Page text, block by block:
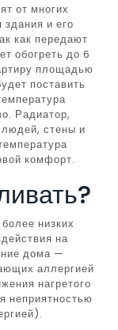
от многих
здания и его
как передают
обогреть до 6
площадью
поставить
Радиатор,
людей, стены и
комфорт.
низких
на
дома —
аллергией
нагретого
неприятностью